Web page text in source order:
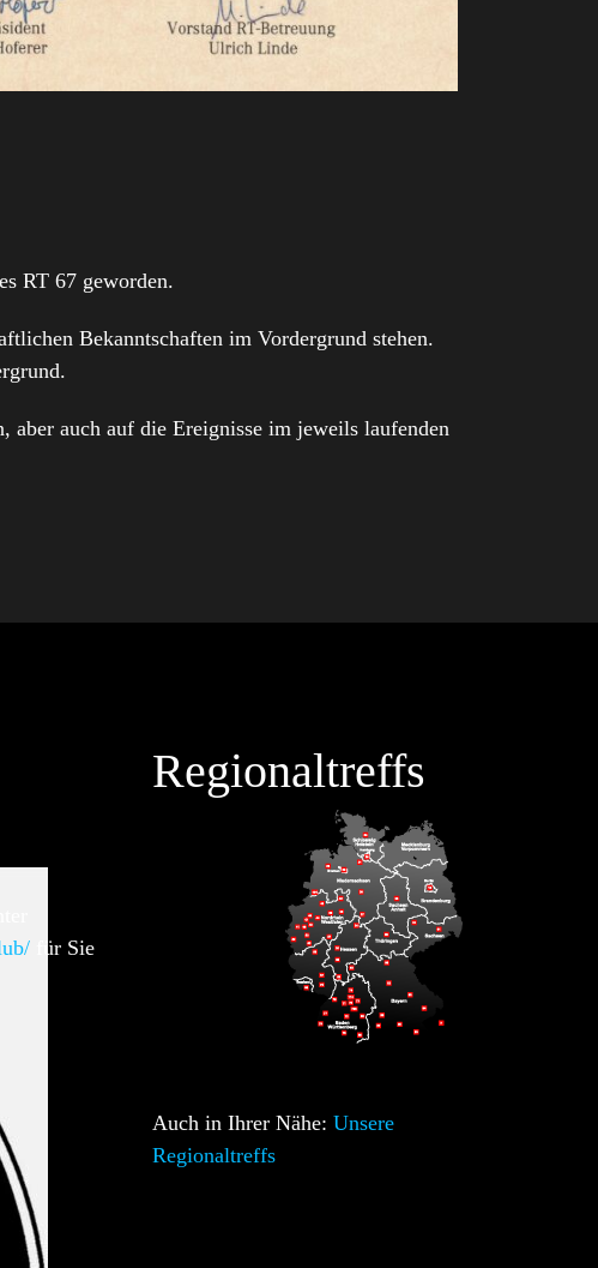
RT 67 geworden.
Bekanntschaften im Vordergrund stehen.
auch auf die Ereignisse im jeweils laufenden
für Sie
Regionaltreffs
Auch in Ihrer Nähe: Unsere
Regionaltreffs